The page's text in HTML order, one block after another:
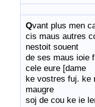
Qvant plus men
cis maus autres
nestoit souent
de ses maus ioie
cele eure [dame
ke vostres fuj. ke
maugre
soj de cou ke ie